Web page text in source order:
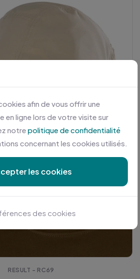
RESULT - RC69
afin de vous offrir une
en ligne lors de votre visite sur
notre politique de confidentialité
concernant les cookies utilisés.
les cookies
des cookies